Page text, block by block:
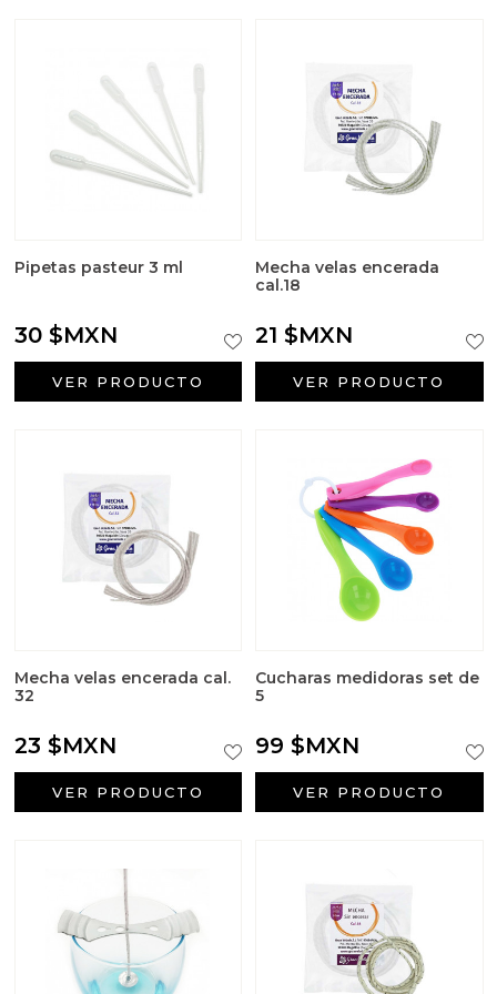
Pipetas pasteur 3 ml
30 $MXN
VER PRODUCTO
Mecha velas encerada
cal.18
21 $MXN
VER PRODUCTO
Mecha velas encerada cal.
32
23 $MXN
VER PRODUCTO
Cucharas medidoras set de
5
99 $MXN
VER PRODUCTO
Principios activos cosmetología
Recordatorios de primera comunión
Regalos para boda
Insumos para Halloween
Tarros para velas
Sales aromáticas
Utensilios